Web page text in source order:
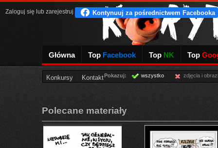
Główna Top Facebook Top NK Top
Konkursy Kontakt
Zaloguj się lub zarejestruj
Pokazuj: wszystko zdjęcia i
Polecane materiały